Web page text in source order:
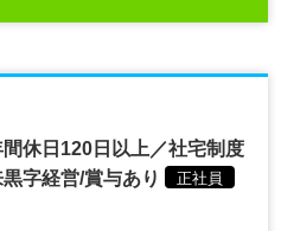
休日120日以上／社宅制度
字経営/賞与あり
正社員